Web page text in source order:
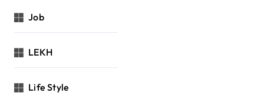
Job
LEKH
Life Style